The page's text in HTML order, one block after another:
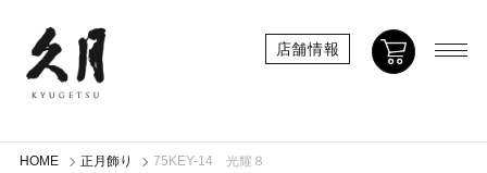
店舗情報
HOME 正月飾り 75KEY-14 光耀８